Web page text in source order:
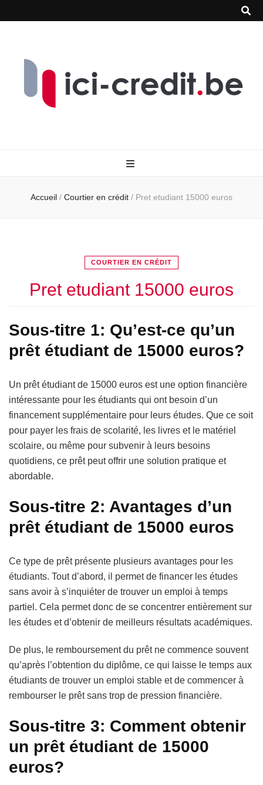
Accueil / Courtier en crédit / Pret etudiant 15000 euros
COURTIER EN CRÉDIT
Pret etudiant 15000 euros
Sous-titre 1: Qu’est-ce qu’un
prêt étudiant de 15000 euros?
Un prêt étudiant de 15000 euros est une option financière
intéressante pour les étudiants qui ont besoin d’un
financement supplémentaire pour leurs études. Que ce soit
pour payer les frais de scolarité, les livres et le matériel
scolaire, ou même pour subvenir à leurs besoins
quotidiens, ce prêt peut offrir une solution pratique et
abordable.
Sous-titre 2: Avantages d’un
prêt étudiant de 15000 euros
Ce type de prêt présente plusieurs avantages pour les
étudiants. Tout d’abord, il permet de financer les études
sans avoir à s’inquiéter de trouver un emploi à temps
partiel. Cela permet donc de se concentrer entièrement sur
les études et d’obtenir de meilleurs résultats académiques.
De plus, le remboursement du prêt ne commence souvent
qu’après l’obtention du diplôme, ce qui laisse le temps aux
étudiants de trouver un emploi stable et de commencer à
rembourser le prêt sans trop de pression financière.
Sous-titre 3: Comment obtenir
un prêt étudiant de 15000
euros?